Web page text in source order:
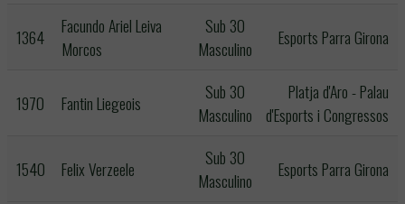
1364
Facundo Ariel Leiva
Morcos
Sub 30
Masculino
Esports Parra Girona
1970 Fantin Liegeois
Sub 30
Masculino
Platja d'Aro - Palau
d'Esports i Congressos
1540 Felix Verzeele
Sub 30
Masculino
Esports Parra Girona